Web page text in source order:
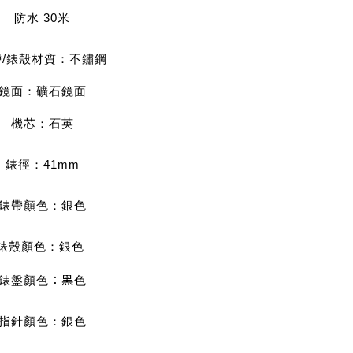
防水 30米
/錶殼材質：不鏽鋼
面：礦石鏡面
機芯：石英
錶徑：41mm
帶顏色 ：銀色
殼顏色：銀色
盤顏色 ：黑色
針顏色：銀色